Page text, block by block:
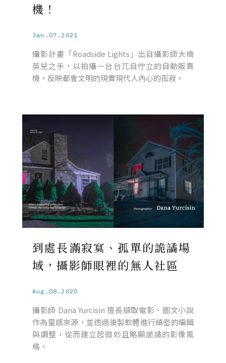
機！
Jan.07.2021
攝影計畫「Roadside Lights」出自攝影師大橋
英兒之手，以拍攝一台台兀自佇立的自動販賣
機，反映都會文明的現實現代人內心的孤寂。
到處長滿寂寞、孤單的詭譎場
域，攝影師眼裡的無人社區
Aug.08.2020
攝影師 Dana Yurcisin 擅長擷取電影、圖文小說
作為靈感來源，並透過後製軟體進行縝密的編輯
與調整，從而建立起微妙且略顯詭譎的影像風
格。